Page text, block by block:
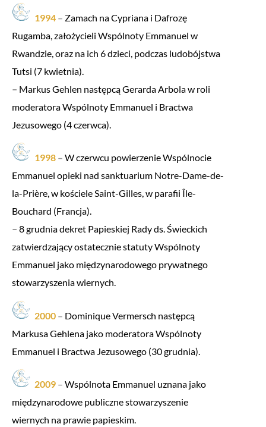
1994 – Zamach na Cypriana i Dafrozę
Rugamba, założycieli Wspólnoty Emmanuel w
Rwandzie, oraz na ich 6 dzieci, podczas ludobójstwa
Tutsi (7 kwietnia).
– Markus Gehlen następcą Gerarda Arbola w roli
moderatora Wspólnoty Emmanuel i Bractwa
Jezusowego (4 czerwca).
1998 – W czerwcu powierzenie Wspólnocie
Emmanuel opieki nad sanktuarium Notre-Dame-de-
la-Prière, w kościele Saint-Gilles, w parafii Île-
Bouchard (Francja).
– 8 grudnia dekret Papieskiej Rady ds. Świeckich
zatwierdzający ostatecznie statuty Wspólnoty
Emmanuel jako międzynarodowego prywatnego
stowarzyszenia wiernych.
2000 – Dominique Vermersch następcą
Markusa Gehlena jako moderatora Wspólnoty
Emmanuel i Bractwa Jezusowego (30 grudnia).
2009 – Wspólnota Emmanuel uznana jako
międzynarodowe publiczne stowarzyszenie
wiernych na prawie papieskim.